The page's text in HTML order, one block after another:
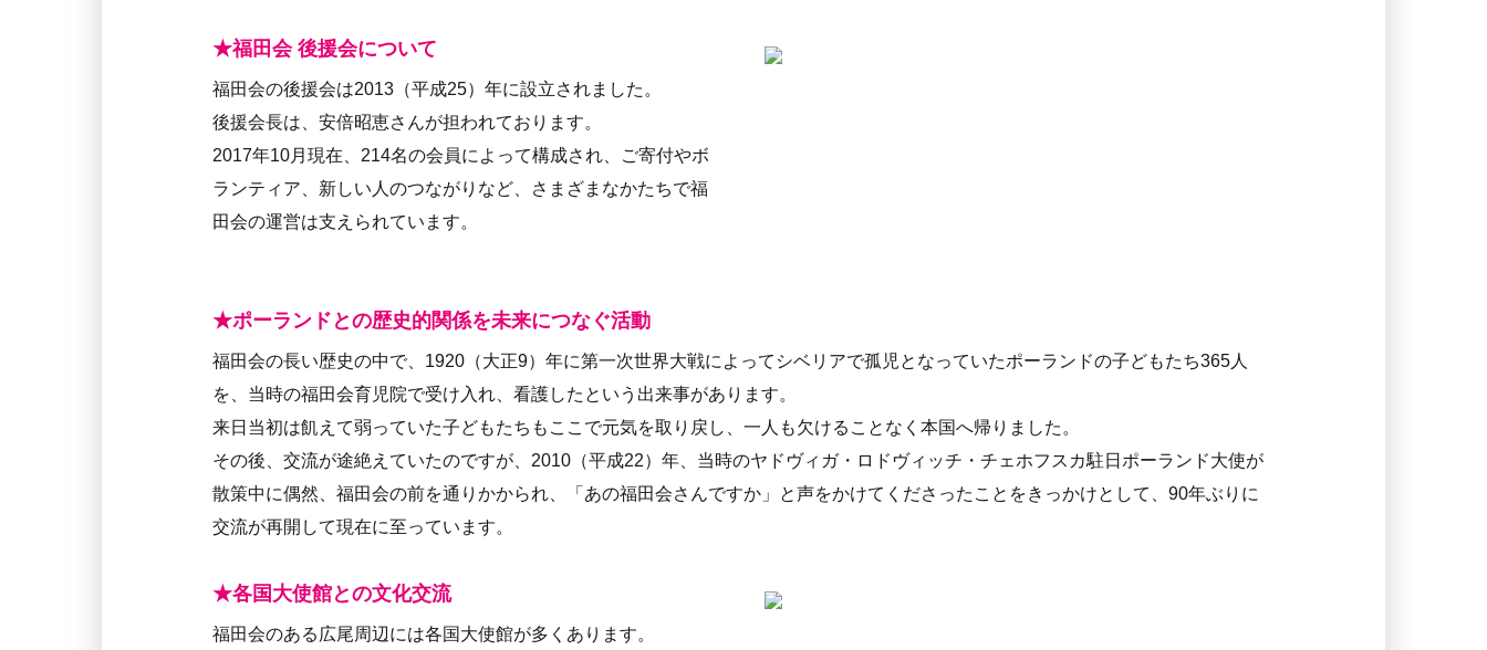
★福田会 後援会について
福田会の後援会は2013（平成25）年に設立されました。
後援会長は、安倍昭恵さんが担われております。
2017年10月現在、214名の会員によって構成され、ご寄付やボ
ランティア、新しい人のつながりなど、さまざまなかたちで福
田会の運営は支えられています。
★ポーランドとの歴史的関係を未来につなぐ活動
福田会の長い歴史の中で、1920（大正9）年に第一次世界大戦によってシベリアで孤児となっていたポーランドの子どもたち365人
を、当時の福田会育児院で受け入れ、看護したという出来事があります。
来日当初は飢えて弱っていた子どもたちもここで元気を取り戻し、一人も欠けることなく本国へ帰りました。
その後、交流が途絶えていたのですが、2010（平成22）年、当時のヤドヴィガ・ロドヴィッチ・チェホフスカ駐日ポーランド大使が
散策中に偶然、福田会の前を通りかかられ、「あの福田会さんですか」と声をかけてくださったことをきっかけとして、90年ぶりに
交流が再開して現在に至っています。
★各国大使館との文化交流
福田会のある広尾周辺には各国大使館が多くあります。